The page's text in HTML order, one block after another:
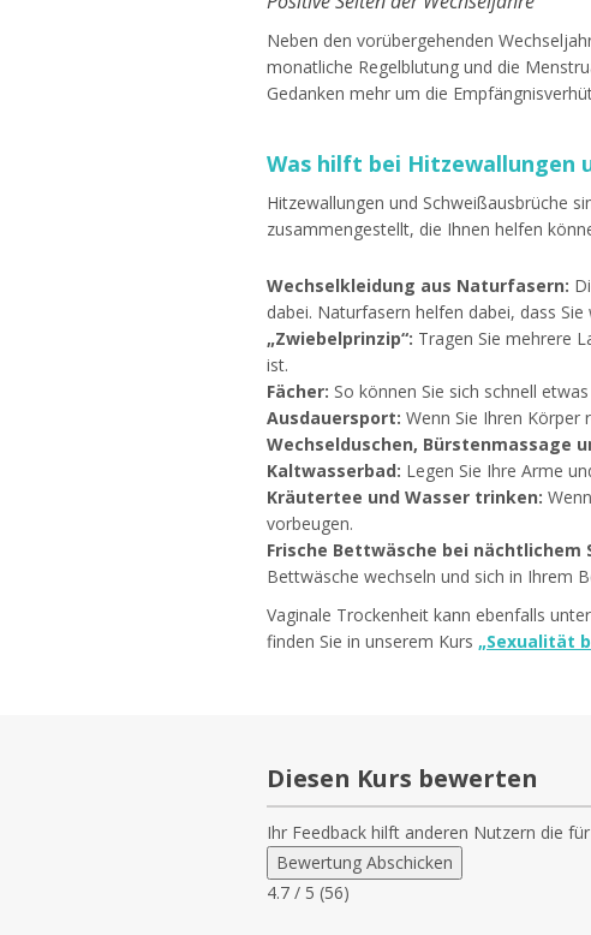
Neben den vorübergehenden
monatliche Regelblutung und die
Gedanken mehr um die
Was hilft bei Hitzewallungen
Hitzewallungen und Schweißausbrüche
zusammengestellt, die Ihnen helfen
Wechselkleidung aus Naturfasern:
dabei. Naturfasern helfen dabei, dass Sie
„Zwiebelprinzip“: Tragen Sie mehrere
ist.
Fächer: So können Sie sich schnell
Ausdauersport: Wenn Sie Ihren Körper
Wechselduschen, Bürstenmassage
Kaltwasserbad: Legen Sie Ihre Arme
Kräutertee und Wasser trinken:
vorbeugen.
Frische Bettwäsche bei nächtlichem
Bettwäsche wechseln und sich in Ihrem
Vaginale Trockenheit kann ebenfalls
finden Sie in unserem Kurs „Sexualität
Diesen Kurs bewerten
Ihr Feedback hilft anderen Nutzern die
Bewertung Abschicken
4.7 / 5 (56)